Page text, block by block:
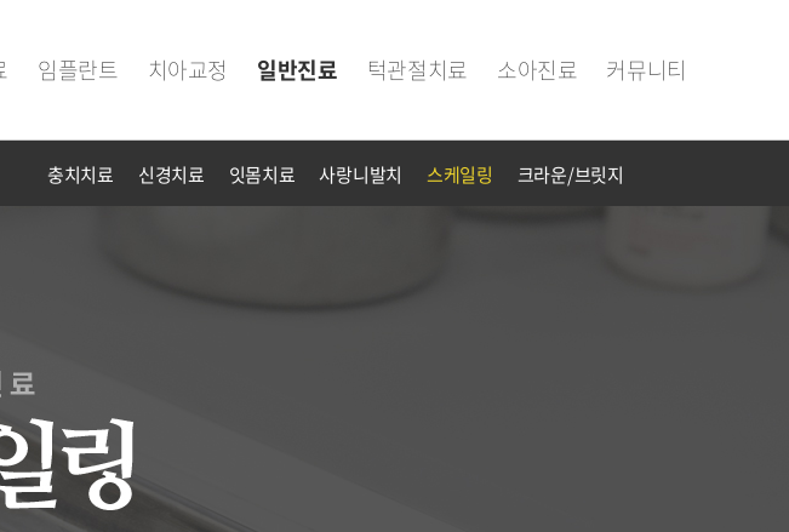
임플란트 치아교정 일반진료 턱관절치료 소아진료 커뮤니티
충치치료 신경치료 잇몸치료 사랑니발치 스케일링 크라운/브릿지